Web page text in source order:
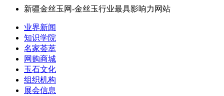
新疆金丝玉网-金丝玉行业最具影响力网站
业界新闻
知识学院
名家荟萃
网购商城
玉石文化
组织机构
展会信息